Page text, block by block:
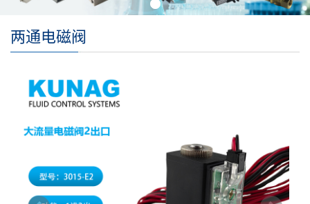
两通电磁阀